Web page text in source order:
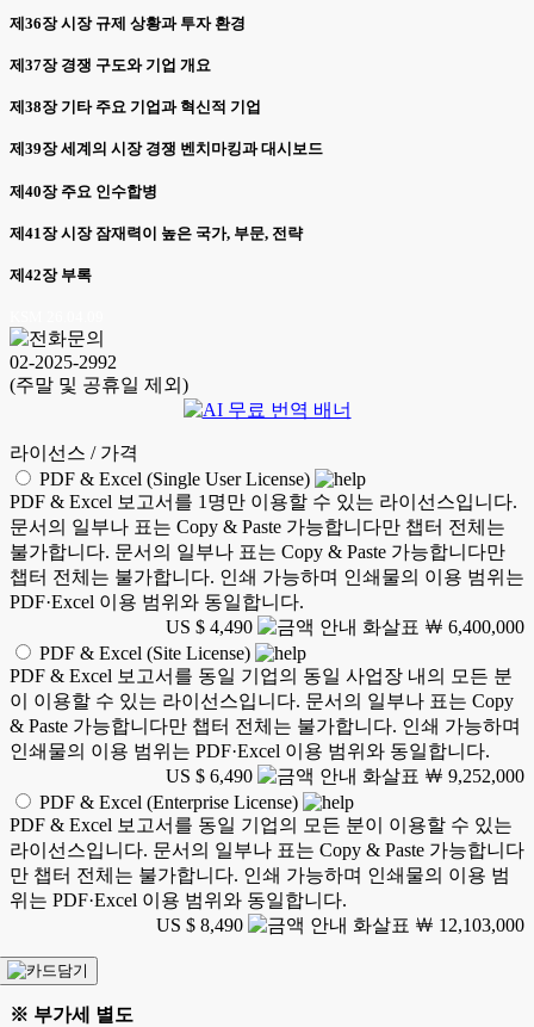
제36장 시장 규제 상황과 투자 환경
제37장 경쟁 구도와 기업 개요
제38장 기타 주요 기업과 혁신적 기업
제39장 세계의 시장 경쟁 벤치마킹과 대시보드
제40장 주요 인수합병
제41장 시장 잠재력이 높은 국가, 부문, 전략
제42장 부록
02-2025-2992
(주말 및 공휴일 제외)
라이선스 / 가격
PDF & Excel (Single User License)
PDF & Excel 보고서를 1명만 이용할 수 있는 라이선스입니다.
문서의 일부나 표는 Copy & Paste 가능합니다만 챕터 전체는
불가합니다. 문서의 일부나 표는 Copy & Paste 가능합니다만
챕터 전체는 불가합니다. 인쇄 가능하며 인쇄물의 이용 범위는
PDF·Excel 이용 범위와 동일합니다.
US $ 4,490
￦ 6,400,000
PDF & Excel (Site License)
PDF & Excel 보고서를 동일 기업의 동일 사업장 내의 모든 분
이 이용할 수 있는 라이선스입니다. 문서의 일부나 표는 Copy
& Paste 가능합니다만 챕터 전체는 불가합니다. 인쇄 가능하며
인쇄물의 이용 범위는 PDF·Excel 이용 범위와 동일합니다.
US $ 6,490
￦ 9,252,000
PDF & Excel (Enterprise License)
PDF & Excel 보고서를 동일 기업의 모든 분이 이용할 수 있는
라이선스입니다. 문서의 일부나 표는 Copy & Paste 가능합니다
만 챕터 전체는 불가합니다. 인쇄 가능하며 인쇄물의 이용 범
위는 PDF·Excel 이용 범위와 동일합니다.
US $ 8,490
￦ 12,103,000
※ 부가세 별도